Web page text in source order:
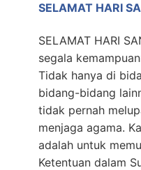
SELAMAT HARI
SELAMAT HARI
segala
Tidak hanya di
bidang-bidang
tidak pernah
menjaga agama.
adalah untuk
Ketentuan dalam